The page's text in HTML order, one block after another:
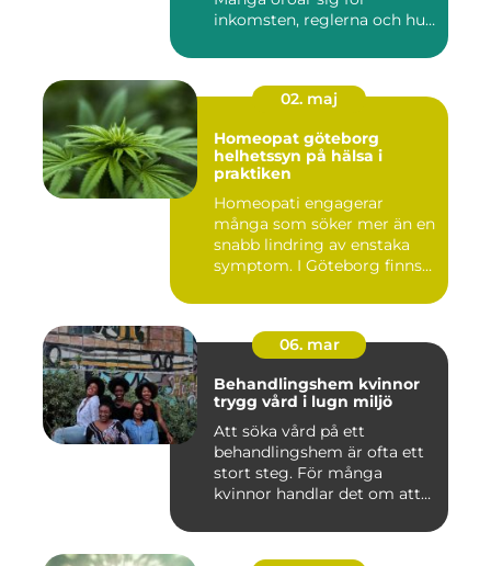
inkomsten, reglerna och hur
02. maj
Homeopat göteborg
helhetssyn på hälsa i
praktiken
Homeopati engagerar
många som söker mer än en
snabb lindring av enstaka
symptom. I Göteborg finns
06. mar
Behandlingshem kvinnor
trygg vård i lugn miljö
Att söka vård på ett
behandlingshem är ofta ett
stort steg. För många
kvinnor handlar det om att